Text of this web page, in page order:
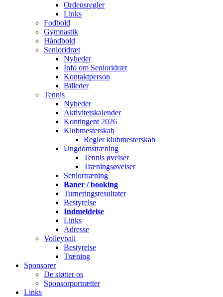
Ordensregler
Links
Fodbold
Gymnastik
Håndbold
Senioridræt
Nyheder
Info om Senioridræt
Kontaktperson
Billeder
Tennis
Nyheder
Aktivitetskalender
Kontingent 2026
Klubmesterskab
Regler klubmesterskab
Ungdomstræning
Tennis øvelser
Træningsøvelser
Seniortræning
Baner / booking
Turneringsresultater
Bestyrelse
Indmeldelse
Links
Adresse
Volleyball
Bestyrelse
Træning
Sponsorer
De støtter os
Sponsorportrætter
Links